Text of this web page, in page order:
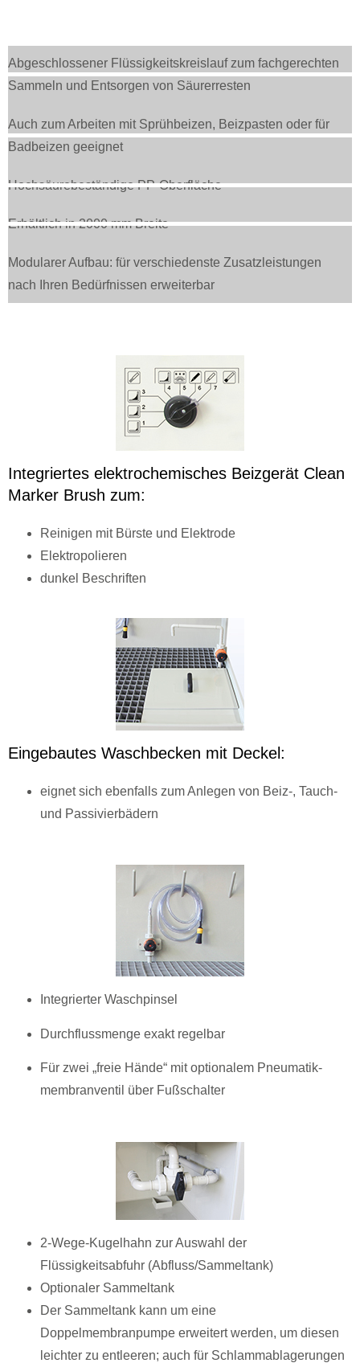
Abgeschlossener Flüssigkeitskreislauf zum fachgerechten
Sammeln und Entsorgen von Säurerresten
Auch zum Arbeiten mit Sprühbeizen, Beizpasten oder für
Badbeizen geeignet
Hochsäurebeständige PP-Oberfläche
Erhältlich in 2000 mm Breite
Modularer Aufbau: für verschiedenste Zusatzleistungen
nach Ihren Bedürfnissen erweiterbar
Integriertes elektrochemisches Beizgerät Clean
Marker Brush zum:
Reinigen mit Bürste und Elektrode
Elektropolieren
dunkel Beschriften
Eingebautes Waschbecken mit Deckel:
eignet sich ebenfalls zum Anlegen von Beiz-, Tauch-
und Passivierbädern
Integrierter Waschpinsel
Durchflussmenge exakt regelbar
Für zwei „freie Hände“ mit optionalem Pneumatik-
membranventil über Fußschalter
2-Wege-Kugelhahn zur Auswahl der
Flüssigkeitsabfuhr (Abfluss/Sammeltank)
Optionaler Sammeltank
Der Sammeltank kann um eine
Doppelmembranpumpe erweitert werden, um diesen
leichter zu entleeren; auch für Schlammablagerungen